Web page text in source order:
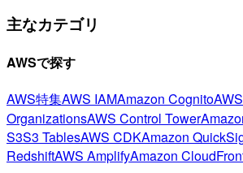
主なカテゴリ
AWSで探す
AWS特集AWS IAMAmazon Cognito
OrganizationsAWS Control Tower
S3S3 TablesAWS CDKAmazon
RedshiftAWS AmplifyAmazon